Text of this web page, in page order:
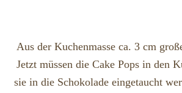
Aus der Kuchenmasse ca. 3 cm
Jetzt müssen die Cake Pops in den
sie in die Schokolade eingetaucht